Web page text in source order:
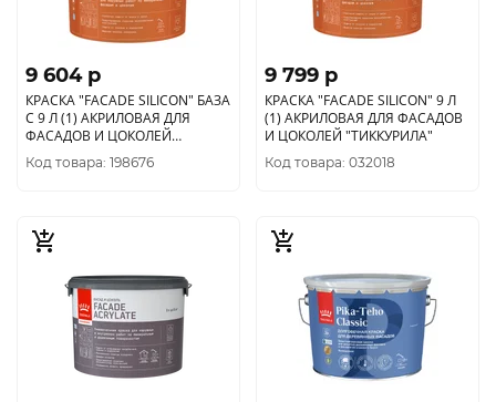
9 604 p
КРАСКА "FACADE SILICON" БАЗА
С 9 Л (1) АКРИЛОВАЯ ДЛЯ
ФАСАДОВ И ЦОКОЛЕЙ
"ТИККУРИЛА"
Код товара: 198676
9 799 p
КРАСКА "FACADE SILICON" 9 Л
(1) АКРИЛОВАЯ ДЛЯ ФАСАДОВ
И ЦОКОЛЕЙ "ТИККУРИЛА"
Код товара: 032018